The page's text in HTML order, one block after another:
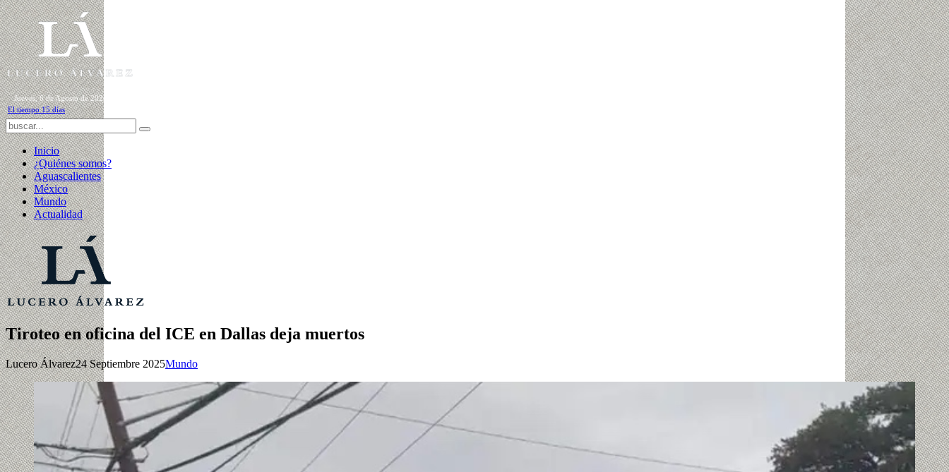
Jueves, 6 de Agosto de 2026
El tiempo 15 días
Inicio
¿Quiénes somos?
Aguascalientes
México
Mundo
Actualidad
Tiroteo en oficina del ICE en Dallas deja muertos
Lucero Álvarez24 Septiembre 2025Mundo